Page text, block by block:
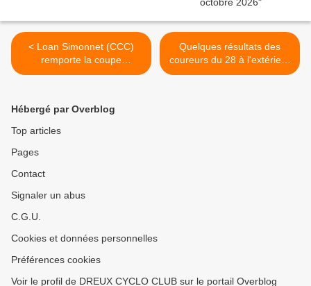
< Loan Simonnet (CCC)
remporte la coupe
régionale VTT 2022 en
Quelques résultats des
coureurs du 28 à l'extérieur
>
Hébergé par Overblog
Top articles
Pages
Contact
Signaler un abus
C.G.U.
Cookies et données personnelles
Préférences cookies
Voir le profil de DREUX CYCLO CLUB sur le portail Overblog